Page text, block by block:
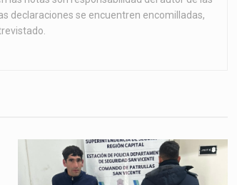
declaraciones se encuentren encomilladas,